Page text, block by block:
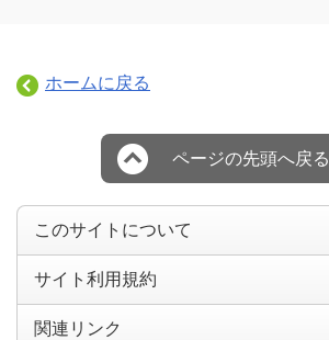
ホームに戻る
ページの先頭へ戻る
このサイトについて
サイト利用規約
関連リンク